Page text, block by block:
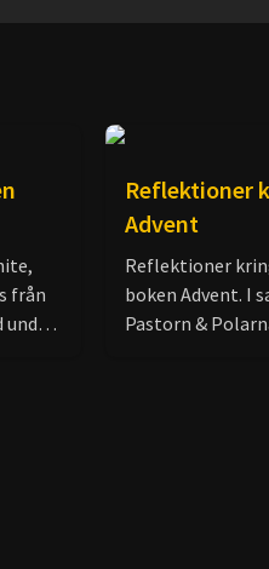
av sina erfarenheter,
från
under
Reflektioner
Advent
Reflektioner
boken Advent. I
Pastorn &